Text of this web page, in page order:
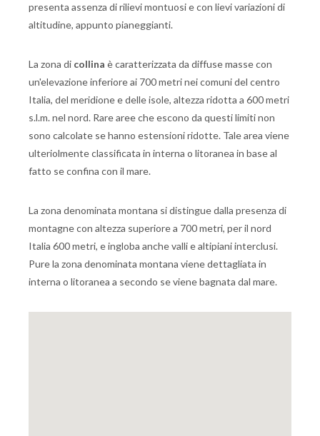
presenta assenza di rilievi montuosi e con lievi variazioni di
altitudine, appunto pianeggianti.
La zona di collina è caratterizzata da diffuse masse con
un'elevazione inferiore ai 700 metri nei comuni del centro
Italia, del meridione e delle isole, altezza ridotta a 600 metri
s.l.m. nel nord. Rare aree che escono da questi limiti non
sono calcolate se hanno estensioni ridotte. Tale area viene
ulteriolmente classificata in interna o litoranea in base al
fatto se confina con il mare.
La zona denominata montana si distingue dalla presenza di
montagne con altezza superiore a 700 metri, per il nord
Italia 600 metri, e ingloba anche valli e altipiani interclusi.
Pure la zona denominata montana viene dettagliata in
interna o litoranea a secondo se viene bagnata dal mare.